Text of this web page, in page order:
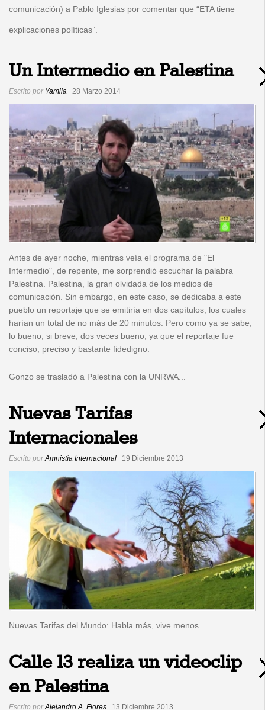
comunicación) a Pablo Iglesias por comentar que “ETA tiene
explicaciones políticas”.
Un Intermedio en Palestina
Escrito por Yamila 28 Marzo 2014
Antes de ayer noche, mientras veía el programa de "El
Intermedio", de repente, me sorprendió escuchar la palabra
Palestina. Palestina, la gran olvidada de los medios de
comunicación. Sin embargo, en este caso, se dedicaba a este
pueblo un reportaje que se emitiría en dos capítulos, los cuales
harían un total de no más de 20 minutos. Pero como ya se sabe,
lo bueno, si breve, dos veces bueno, ya que el reportaje fue
conciso, preciso y bastante fidedigno.
Gonzo se trasladó a Palestina con la UNRWA...
Nuevas Tarifas
Internacionales
Escrito porAmnistía Internacional 19 Diciembre 2013
Nuevas Tarifas del Mundo: Habla más, vive menos...
Calle 13 realiza un videoclip
en Palestina
Escrito porAlejandro A. Flores 13 Diciembre 2013